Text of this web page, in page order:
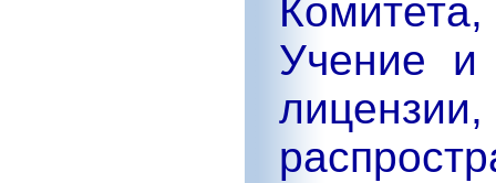
Учение и